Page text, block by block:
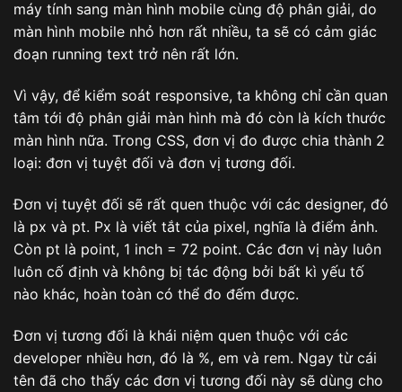
máy tính sang màn hình mobile cùng độ phân giải, do
màn hình mobile nhỏ hơn rất nhiều, ta sẽ có cảm giác
đoạn running text trở nên rất lớn.
Vì vậy, để kiểm soát responsive, ta không chỉ cần quan
tâm tới độ phân giải màn hình mà đó còn là kích thước
màn hình nữa. Trong CSS, đơn vị đo được chia thành 2
loại: đơn vị tuyệt đối và đơn vị tương đối.
Đơn vị tuyệt đối sẽ rất quen thuộc với các designer, đó
là px và pt. Px là viết tắt của pixel, nghĩa là điểm ảnh.
Còn pt là point, 1 inch = 72 point. Các đơn vị này luôn
luôn cố định và không bị tác động bởi bất kì yếu tố
nào khác, hoàn toàn có thể đo đếm được.
Đơn vị tương đối là khái niệm quen thuộc với các
developer nhiều hơn, đó là %, em và rem. Ngay từ cái
tên đã cho thấy các đơn vị tương đối này sẽ dùng cho